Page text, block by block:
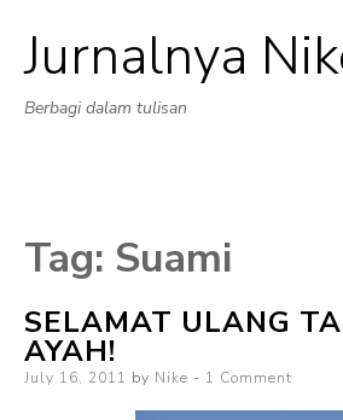
Skip
Jurnalnya
Berbagi dalam tulisan
Tag: Suami
SELAMAT ULANG
AYAH!
Posted
July 16, 2011 by Nike 1 Comment